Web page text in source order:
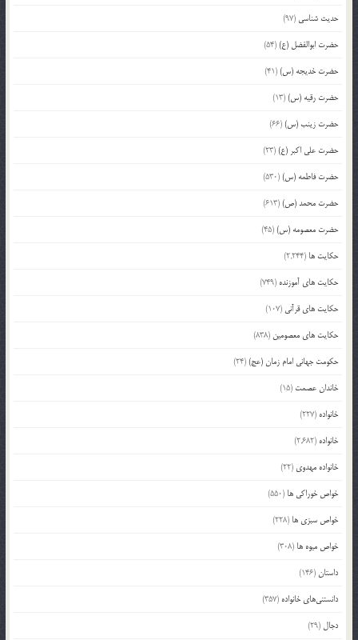
حدیث شناسی (97)
حضرت ابوالفضل (ع)(54)
حضرت خدیجه (س)(41)
حضرت رقیه (س)(13)
حضرت زینب (س)(66)
حضرت علی اکبر (ع)(23)
حضرت فاطمه (س)(530)
حضرت محمد (ص)(613)
حضرت معصومه (س)(45)
حکایت ها (2,244)
حکایت های آموزنده (749)
حکایت های قرآنی (107)
حکایت های معصومین (838)
حکومت جهانی امام زمان (عج)(24)
خاندان عصمت (15)
خانواده (227)
خانواده (2,682)
خانواده مهدوی (22)
خواص خوراکی ها (550)
خواص سبزی ها (228)
خواص میوه ها (308)
داستان(146)
دانستنی‌های خانواده (357)
دجال (29)